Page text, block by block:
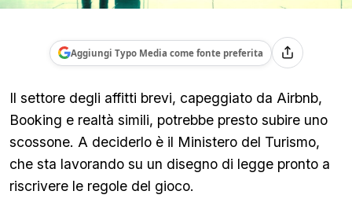
Aggiungi Typo Media come fonte preferita
Il settore degli affitti brevi, capeggiato da Airbnb,
Booking e realtà simili, potrebbe presto subire uno
scossone. A deciderlo è il Ministero del Turismo,
che sta lavorando su un disegno di legge pronto a
riscrivere le regole del gioco.